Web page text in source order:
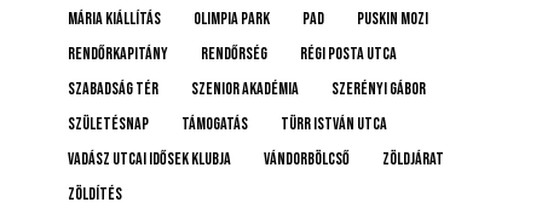
Mária kiállítás
Olimpia Park pad
Puskin mozi
rendőrkapitány
rendőrség
Régi posta utca
Szabadság tér
Szenior Akadémia
Szerényi Gábor
születésnap
támogatás
Türr István utca
Vadász Utcai Idősek Klubja
Vándorbölcső
Zöldjárat
Zöldítés